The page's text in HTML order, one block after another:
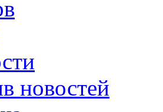
новостей